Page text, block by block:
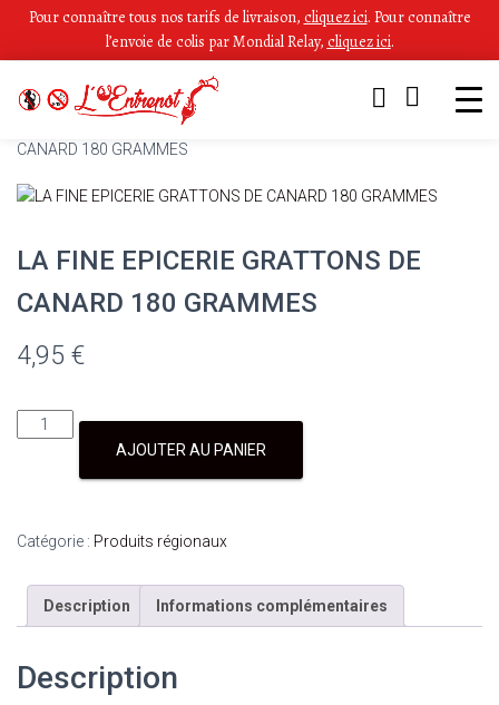
Pour connaître tous nos tarifs de livraison, cliquez ici. Pour connaître
l’envoie de colis par Mondial Relay, cliquez ici.
Accueil /Produits régionaux / LA FINE EPICERIE GRATTONS DE
CANARD 180 GRAMMES
LA FINE EPICERIE GRATTONS DE
CANARD 180 GRAMMES
4,95 €
AJOUTER AU PANIER
Catégorie : Produits régionaux
Description Informations complémentaires
Description